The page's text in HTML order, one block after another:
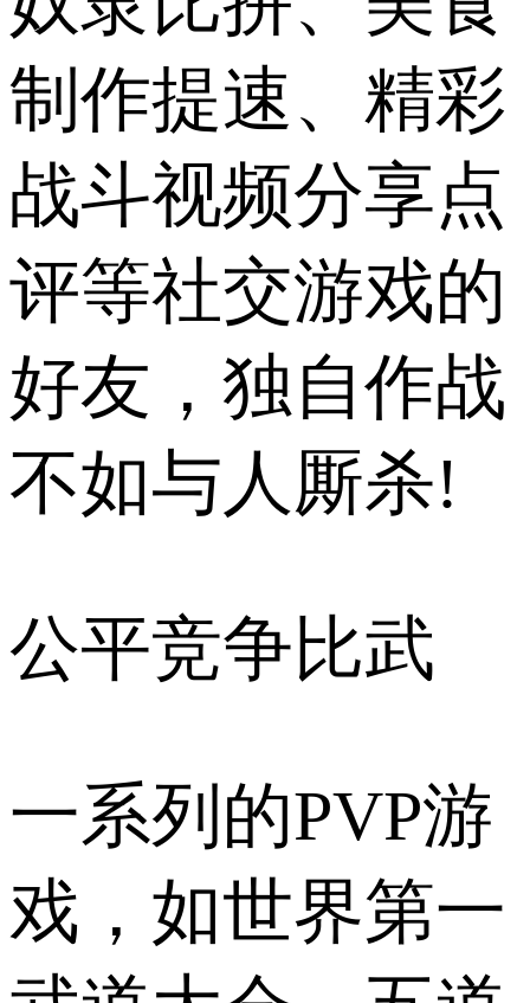
制作提速、精彩
战斗视频分享点
评等社交游戏的
好友，独自作战
不如与人厮杀!
公平竞争比武
一系列的PVP游
戏，如世界第一